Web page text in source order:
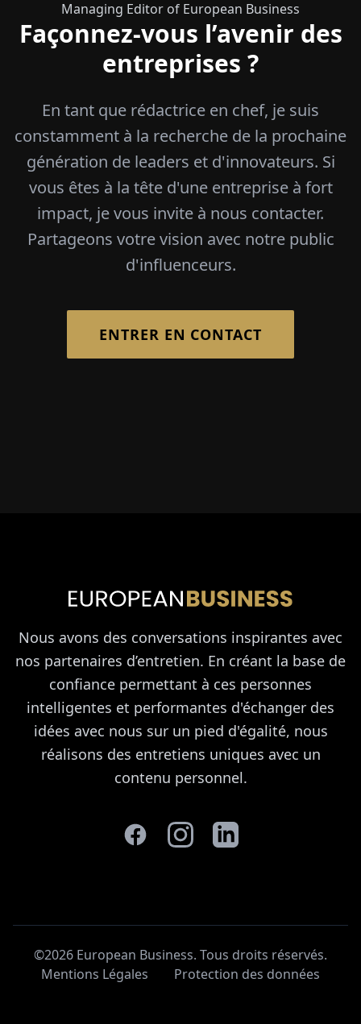
Managing Editor of European Business
Façonnez-vous l’avenir des
entreprises ?
En tant que rédactrice en chef, je suis
constamment à la recherche de la prochaine
génération de leaders et d'innovateurs. Si
vous êtes à la tête d'une entreprise à fort
impact, je vous invite à nous contacter.
Partageons votre vision avec notre public
d'influenceurs.
ENTRER EN CONTACT
Nous avons des conversations inspirantes avec
nos partenaires d’entretien. En créant la base de
confiance permettant à ces personnes
intelligentes et performantes d'échanger des
idées avec nous sur un pied d'égalité, nous
réalisons des entretiens uniques avec un
contenu personnel.
©2026 European Business. Tous droits réservés.
Mentions Légales
Protection des données